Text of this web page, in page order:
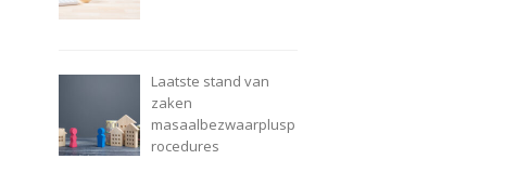
Laatste stand van
zaken
masaalbezwaarplusp
rocedures